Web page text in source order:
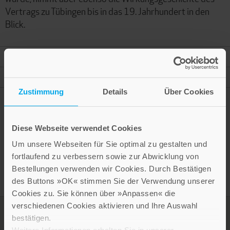
Zustimmung Details Über Cookies
Diese Webseite verwendet Cookies
Um unsere Webseiten für Sie optimal zu gestalten und
fortlaufend zu verbessern sowie zur Abwicklung von
Bestellungen verwenden wir Cookies. Durch Bestätigen
des Buttons »OK« stimmen Sie der Verwendung unserer
Cookies zu. Sie können über »Anpassen« die
verschiedenen Cookies aktivieren und Ihre Auswahl
bestätigen.
Vertrags zu Tübingen bis in das 19. Jahrhundert in den
Blick.
Autor